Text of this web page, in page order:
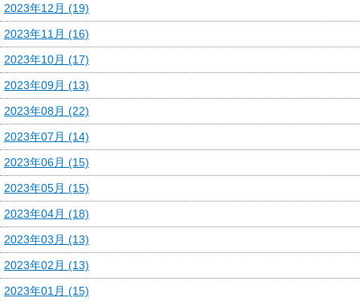
2023年12月 (19)
2023年11月 (16)
2023年10月 (17)
2023年09月 (13)
2023年08月 (22)
2023年07月 (14)
2023年06月 (15)
2023年05月 (15)
2023年04月 (18)
2023年03月 (13)
2023年02月 (13)
2023年01月 (15)